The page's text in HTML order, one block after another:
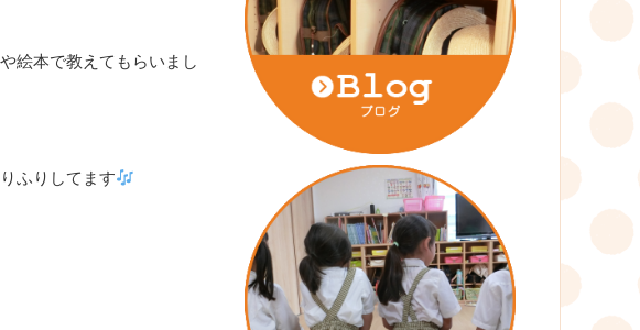
絵本で教えてもらいまし
ふりしてます